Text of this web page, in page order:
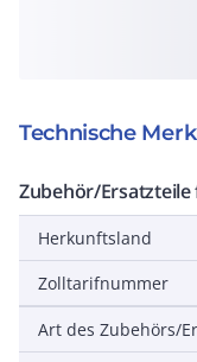
Technische
Zubehör/
Herkunftsland
Zolltarifnummer